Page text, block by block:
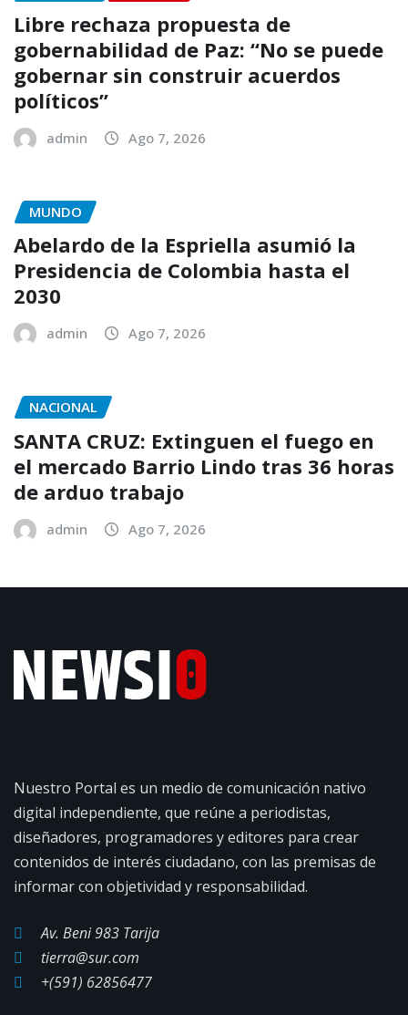
Libre rechaza propuesta de
gobernabilidad de Paz: “No se puede
gobernar sin construir acuerdos
políticos”
admin Ago 7, 2026
MUNDO
Abelardo de la Espriella asumió la
Presidencia de Colombia hasta el
2030
admin Ago 7, 2026
NACIONAL
SANTA CRUZ: Extinguen el fuego en
el mercado Barrio Lindo tras 36 horas
de arduo trabajo
admin Ago 7, 2026
Nuestro Portal es un medio de comunicación nativo
digital independiente, que reúne a periodistas,
diseñadores, programadores y editores para crear
contenidos de interés ciudadano, con las premisas de
informar con objetividad y responsabilidad.
Av. Beni 983 Tarija
tierra@sur.com
+(591) 62856477